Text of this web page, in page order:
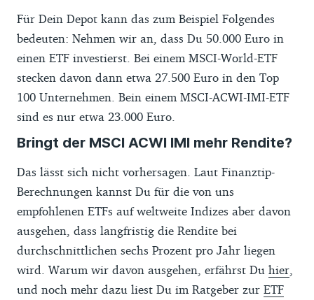
Für Dein Depot kann das zum Beispiel Folgendes
bedeuten: Nehmen wir an, dass Du 50.000 Euro in
einen ETF investierst. Bei einem MSCI-World-ETF
stecken davon dann etwa 27.500 Euro in den Top
100 Unternehmen. Bein einem MSCI-ACWI-IMI-ETF
sind es nur etwa 23.000 Euro.
Bringt der MSCI ACWI IMI mehr Rendite?
Das lässt sich nicht vorhersagen. Laut Finanztip-
Berechnungen kannst Du für die von uns
empfohlenen ETFs auf weltweite Indizes aber davon
ausgehen, dass langfristig die Rendite bei
durchschnittlichen sechs Prozent pro Jahr liegen
wird. Warum wir davon ausgehen, erfährst Du hier
und noch mehr dazu liest Du im Ratgeber zur ETF